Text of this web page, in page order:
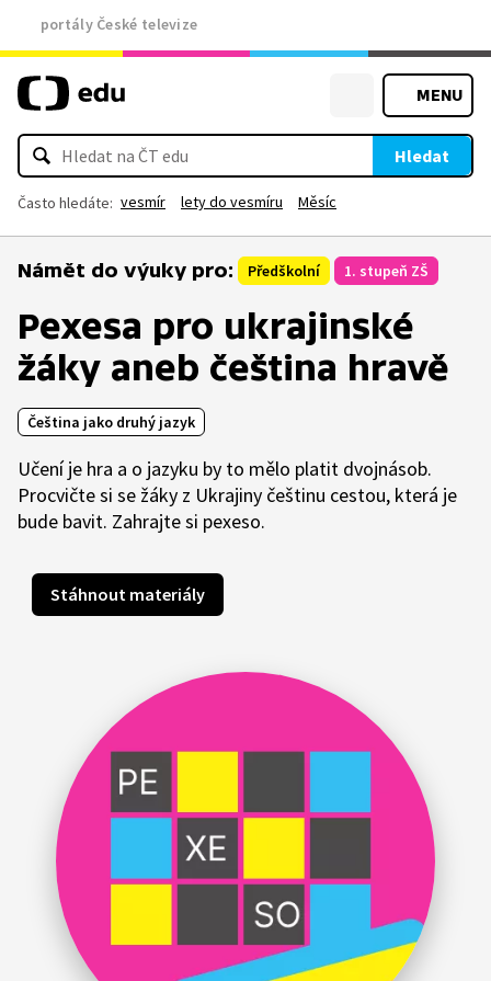
portály České televize
MENU
Hledat
Často hledáte: vesmír lety do vesmíru Měsíc
Námět do výuky pro: Předškolní 1. stupeň ZŠ
Pexesa pro ukrajinské
žáky aneb čeština hravě
Čeština jako druhý jazyk
Učení je hra a o jazyku by to mělo platit dvojnásob.
Procvičte si se žáky z Ukrajiny češtinu cestou, která je
bude bavit. Zahrajte si pexeso.
Stáhnout materiály